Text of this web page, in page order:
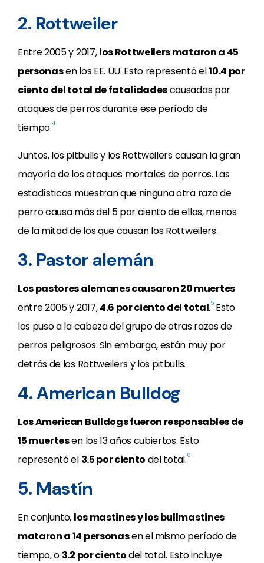
2. Rottweiler
Entre 2005 y 2017,los Rottweilers mataron a 45
personasen los EE. UU. Esto representó el10.4 por
ciento del total de fatalidadescausadas por
ataques de perros durante ese período de
tiempo.4
Juntos, los pitbulls y los Rottweilers causan la gran
mayoría de los ataques mortales de perros. Las
estadísticas muestran que ninguna otra raza de
perro causa más del 5 por ciento de ellos, menos
de la mitad de los que causan los Rottweilers.
3. Pastor alemán
Los pastores alemanes causaron 20 muertes
entre 2005 y 2017,4.6 por ciento del total.5Esto
los puso a la cabeza del grupo de otras razas de
perros peligrosos. Sin embargo, están muy por
detrás de los Rottweilers y los pitbulls.
4. American Bulldog
Los American Bulldogs fueron responsables de
15 muertesen los 13 años cubiertos. Esto
representó el 3.5 por ciento del total.6
5. Mastín
En conjunto, los mastines y los bullmastines
mataron a 14 personasen el mismo período de
tiempo, o 3.2 por cientodel total. Esto incluye